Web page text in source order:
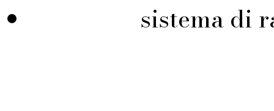
sistema di